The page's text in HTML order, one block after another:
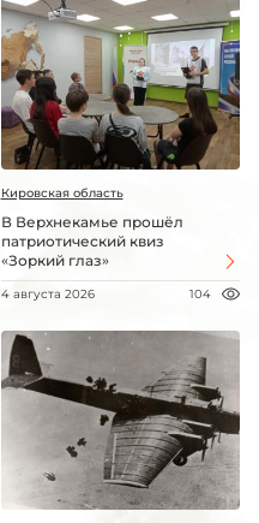
Кировская область
В Верхнекамье прошёл
патриотический квиз
«Зоркий глаз»
4 августа 2026 104